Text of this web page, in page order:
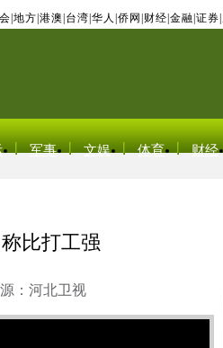
地方 港澳 台湾 华人 侨网 财经 金融 证券
军事 文娱 体育 财经
比打工强
：河北卫视